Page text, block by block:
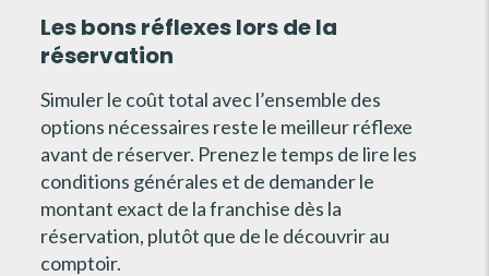
Les bons réflexes lors de la
réservation
Simuler le coût total avec l’ensemble des
options nécessaires reste le meilleur réflexe
avant de réserver. Prenez le temps de lire les
conditions générales et de demander le
montant exact de la franchise dès la
réservation, plutôt que de le découvrir au
comptoir.